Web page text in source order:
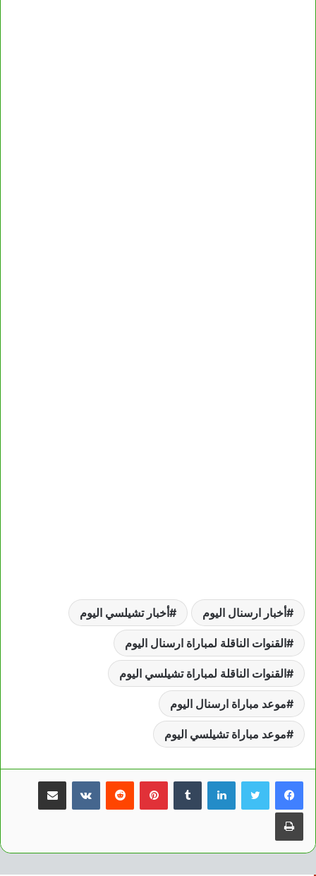
أخبار ارسنال اليوم أخبار تشيلسي اليوم
القنوات الناقلة لمباراة ارسنال اليوم
القنوات الناقلة لمباراة تشيلسي اليوم
موعد مباراة ارسنال اليوم
موعد مباراة تشيلسي اليوم
لينكدإن بينتيريست مشاركة عبر البريد
طباعة